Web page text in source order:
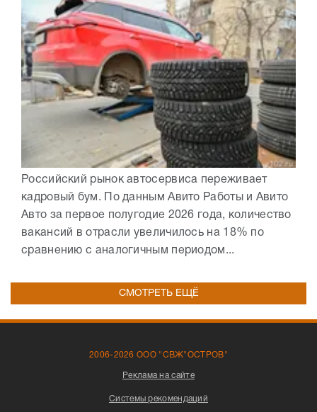
Российский рынок автосервиса переживает
кадровый бум. По данным Авито Работы и Авито
Авто за первое полугодие 2026 года, количество
вакансий в отрасли увеличилось на 18% по
сравнению с аналогичным периодом...
СМОТРЕТЬ ЕЩЁ
2006-2026 ООО "СВЖ"ОСТРОВ"
Реклама на сайте
Системы рекомендаций